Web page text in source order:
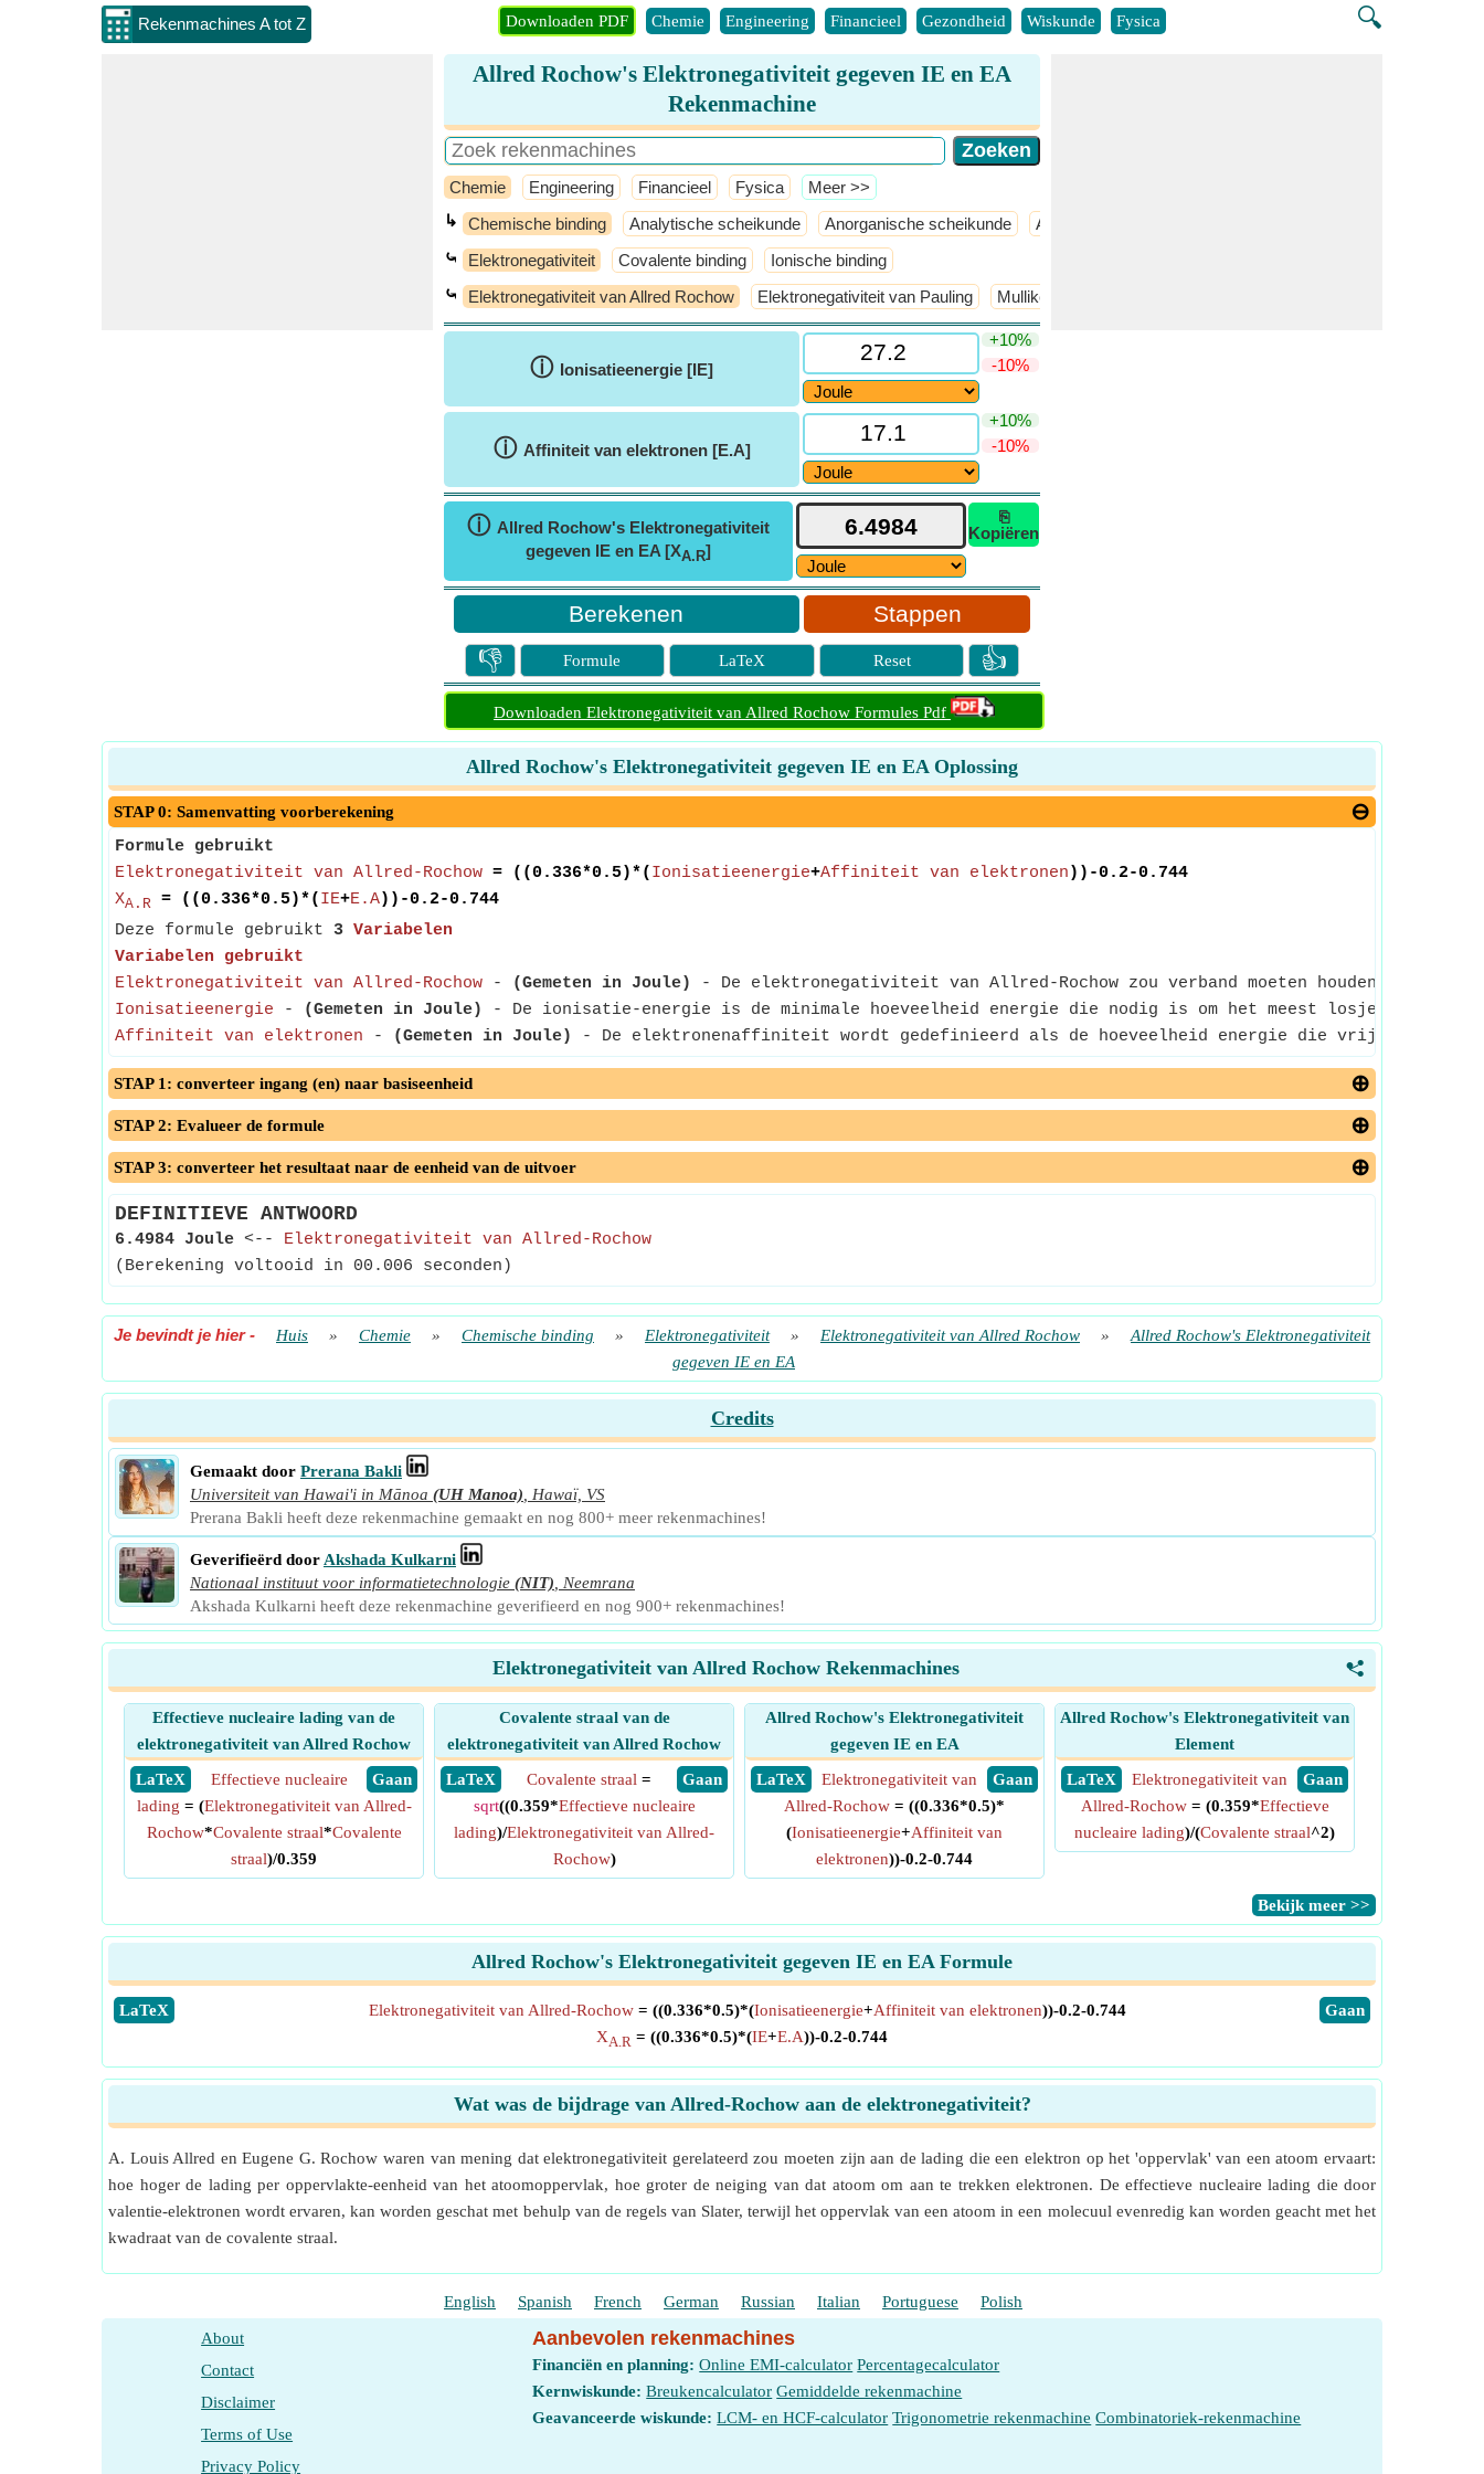
Rekenmachines A tot Z 🔍
Downloaden PDF Chemie Engineering Financieel Gezondheid Wiskunde Fysica
Allred Rochow's Elektronegativiteit gegeven IE en EA
Rekenmachine
Chemie Engineering Financieel Fysica ​Meer >>
↳ Chemische binding Analytische scheikunde Anorganische scheikunde Atmosferische Chemie
⤿ Elektronegativiteit Covalente binding Ionische binding
⤿ Elektronegativiteit van Allred Rochow Elektronegativiteit van Pauling Mulliken's Elektronegativiteit
ⓘ Ionisatieenergie [IE]
+10%
-10%
ⓘ Affiniteit van elektronen [E.A]
+10%
-10%
ⓘ Allred Rochow's Elektronegativiteit
gegeven IE en EA [XA.R]
⎘
Kopiëren
Stappen
👎 Formule LaTeX Reset 👍
Downloaden Elektronegativiteit van Allred Rochow Formules Pdf
Allred Rochow's Elektronegativiteit gegeven IE en EA Oplossing
STAP 0: Samenvatting voorberekening
Formule gebruikt
Elektronegativiteit van Allred-Rochow = ((0.336*0.5)*( Ionisatieenergie+Affiniteit van elektronen ))-0.2-0.744
XA.R = ((0.336*0.5)*( IE+E.A))-0.2-0.744
Deze formule gebruikt 3 Variabelen
Variabelen gebruikt
Elektronegativiteit van Allred-Rochow - (Gemeten in Joule)
- De elektronegativiteit van Allred-Rochow zou verband moeten houden met de
Ionisatieenergie - (Gemeten in Joule)
- De ionisatie-energie is de minimale hoeveelheid energie die nodig is om het meest losjes
Affiniteit van elektronen - (Gemeten in Joule) - De elektronenaffiniteit wordt gedefinieerd als de hoeveelheid energie die vrijkomt
STAP 1: converteer ingang (en) naar basiseenheid
STAP 2: Evalueer de formule
STAP 3: converteer het resultaat naar de eenheid van de uitvoer
DEFINITIEVE ANTWOORD
6.4984 Joule <-- Elektronegativiteit van Allred-Rochow
(Berekening voltooid in 00.006 seconden)
Je bevindt je hier- Huis » Chemie » Chemische binding » Elektronegativiteit » Elektronegativiteit van Allred Rochow »
Allred Rochow's Elektronegativiteit
gegeven IE en EA
Credits
Gemaakt door Prerana Bakli
Universiteit van Hawai'i in Mānoa (UH Manoa)
Hawaï, VS
Prerana Bakli heeft deze rekenmachine gemaakt en nog 800+ meer rekenmachines!
Geverifieërd door Akshada Kulkarni
Nationaal instituut voor informatietechnologie (NIT)
Neemrana
Akshada Kulkarni heeft deze rekenmachine geverifieerd en nog 900+ rekenmachines!
<
Elektronegativiteit van Allred Rochow Rekenmachines
Effectieve nucleaire lading van de
elektronegativiteit van Allred Rochow
​ LaTeX
​ Gaan
Effectieve nucleaire
lading = (Elektronegativiteit van Allred-
Rochow*Covalente straal*Covalente
straal)/0.359
Covalente straal van de
elektronegativiteit van Allred Rochow
​ LaTeX
​ Gaan
Covalente straal =
sqrt((0.359*Effectieve nucleaire
lading)/Elektronegativiteit van Allred-
Rochow)
Allred Rochow's Elektronegativiteit
gegeven IE en EA
​ LaTeX
​ Gaan
Elektronegativiteit van
Allred-Rochow = ((0.336*0.5)*
(Ionisatieenergie+Affiniteit van
elektronen))-0.2-0.744
Allred Rochow's Elektronegativiteit van
Element
​ LaTeX
​ Gaan
Elektronegativiteit van
Allred-Rochow= (0.359*Effectieve
nucleaire lading)/(Covalente straal^2)
​Bekijk meer >>
Allred Rochow's Elektronegativiteit gegeven IE en EA Formule
​LaTeX ​Gaan
Elektronegativiteit van Allred-Rochow= ((0.336*0.5)*(Ionisatieenergie+Affiniteit van elektronen))-0.2-0.744
XA.R = ((0.336*0.5)*(IE+E.A))-0.2-0.744
Wat was de bijdrage van Allred-Rochow aan de elektronegativiteit?
A. Louis Allred en Eugene G. Rochow waren van mening dat elektronegativiteit gerelateerd zou moeten zijn aan de lading die een elektron op het 'oppervlak' van een atoom ervaart:
hoe hoger de lading per oppervlakte-eenheid van het atoomoppervlak, hoe groter de neiging van dat atoom om aan te trekken elektronen. De effectieve nucleaire lading die door
valentie-elektronen wordt ervaren, kan worden geschat met behulp van de regels van Slater, terwijl het oppervlak van een atoom in een molecuul evenredig kan worden geacht met het
kwadraat van de covalente straal.
English Spanish French German Russian Italian Portuguese Polish
About
Contact
Disclaimer
Terms of Use
Privacy Policy
Aanbevolen rekenmachines
Financiën en planning: Online EMI-calculator Percentagecalculator
Kernwiskunde: Breukencalculator Gemiddelde rekenmachine
Geavanceerde wiskunde: LCM- en HCF-calculator Trigonometrie rekenmachine Combinatoriek-rekenmachine